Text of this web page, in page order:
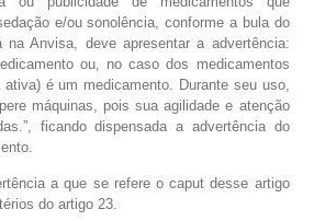
e/ou sonolência, conforme a bula do
na Anvisa, deve apresentar a advertência:
ou, no caso dos medicamentos
é um medicamento. Durante seu uso,
máquinas, pois sua agilidade e atenção
ficando dispensada a advertência do
a que se refere o caput desse artigo
do artigo 23.